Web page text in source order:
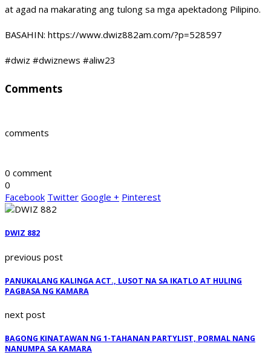
at agad na makarating ang tulong sa mga apektadong Pilipino.
BASAHIN: https://www.dwiz882am.com/?p=528597
#dwiz #dwiznews #aliw23
Comments
comments
0 comment
0
Facebook Twitter Google + Pinterest
DWIZ 882
previous post
PANUKALANG KALINGA ACT., LUSOT NA SA IKATLO AT HULING
PAGBASA NG KAMARA
next post
BAGONG KINATAWAN NG 1-TAHANAN PARTYLIST, PORMAL NANG
NANUMPA SA KAMARA